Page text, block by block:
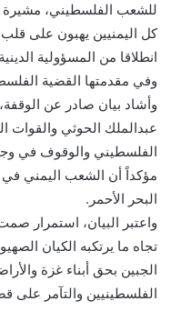
للشعب الفلسطيني، مشيرة
كل اليمنيين يهبون على
انطلاقا من المسؤولية
وفي مقدمتها القضية
وأشاد بيان صادر عن
عبدالملك الحوثي والقوات
الفلسطيني والوقوف في وجه
مؤكداً أن الشعب اليمني
البحر الأحمر.
واعتبر البيان، استمرار
تجاه ما يرتكبه الكيان
الجبين بحق أبناء غزة
الفلسطينيين والتآمر على